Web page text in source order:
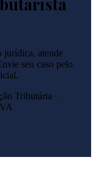
jurídica, atende
seu caso pelo
Tributária ·